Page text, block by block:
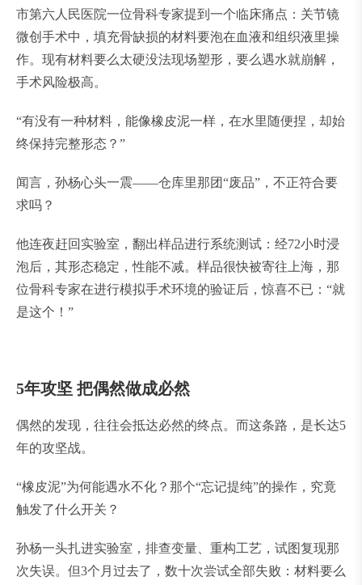
市第六人民医院一位骨科专家提到一个临床痛点：关节镜
微创手术中，填充骨缺损的材料要泡在血液和组织液里操
作。现有材料要么太硬没法现场塑形，要么遇水就崩解，
手术风险极高。
“有没有一种材料，能像橡皮泥一样，在水里随便捏，却始
终保持完整形态？”
闻言，孙杨心头一震——仓库里那团“废品”，不正符合要
求吗？
他连夜赶回实验室，翻出样品进行系统测试：经72小时浸
泡后，其形态稳定，性能不减。样品很快被寄往上海，那
位骨科专家在进行模拟手术环境的验证后，惊喜不已：“就
是这个！”
5年攻坚 把偶然做成必然
偶然的发现，往往会抵达必然的终点。而这条路，是长达5
年的攻坚战。
“橡皮泥”为何能遇水不化？那个“忘记提纯”的操作，究竟
触发了什么开关？
孙杨一头扎进实验室，排查变量、重构工艺，试图复现那
次失误。但3个月过去了，数十次尝试全部失败：材料要么